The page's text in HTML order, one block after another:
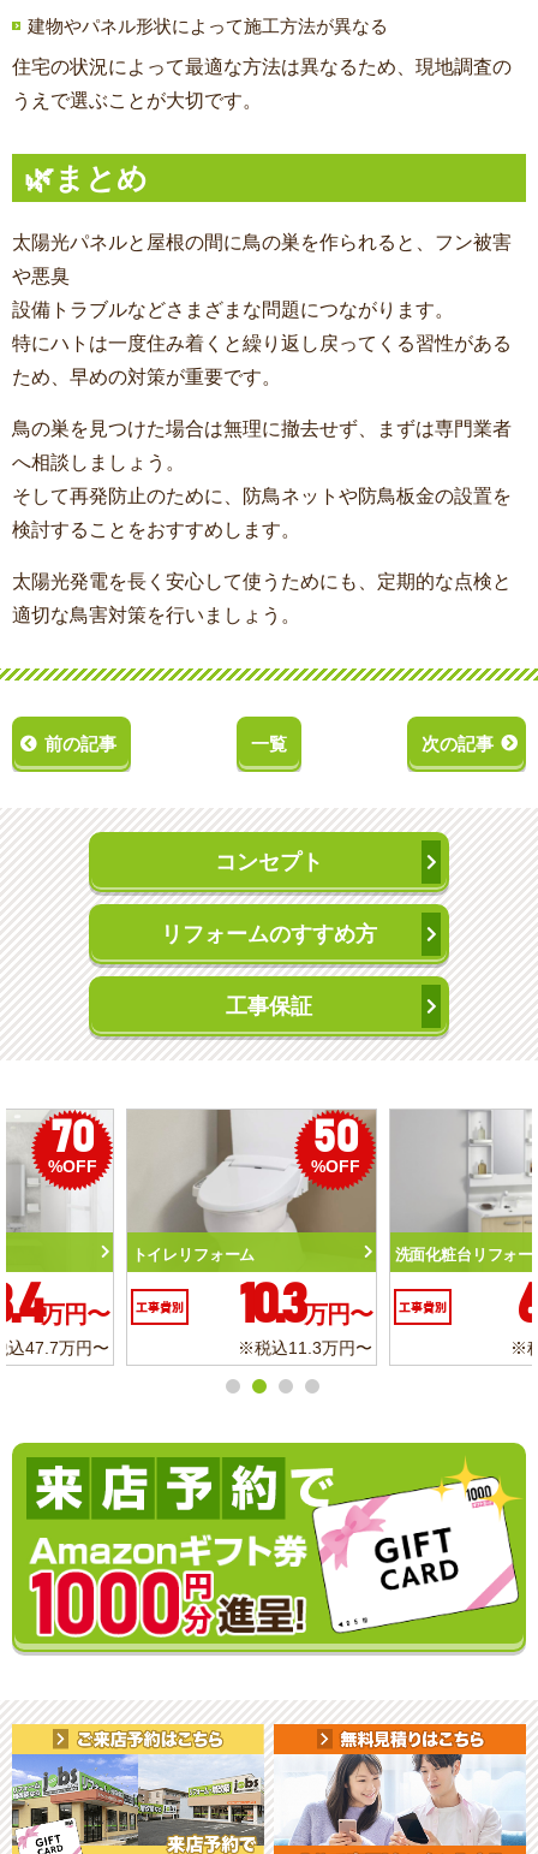
建物やパネル形状によって施工方法が異なる
住宅の状況によって最適な方法は異なるため、現地調査の
うえで選ぶことが大切です。
🌿まとめ
太陽光パネルと屋根の間に鳥の巣を作られると、フン被害
や悪臭
設備トラブルなどさまざまな問題につながります。
特にハトは一度住み着くと繰り返し戻ってくる習性がある
ため、早めの対策が重要です。
鳥の巣を見つけた場合は無理に撤去せず、まずは専門業者
へ相談しましょう。
そして再発防止のために、防鳥ネットや防鳥板金の設置を
検討することをおすすめします。
太陽光発電を長く安心して使うためにも、定期的な点検と
適切な鳥害対策を行いましょう。
前の記事 一覧 次の記事
コンセプト
リフォームのすすめ方
工事保証
50
%OFF
トイレリフォーム
工事費別 10.3 万円〜
※税込11.3万円〜
56
%OFF
洗面化粧台リフォーム
工事費別 6.2 万円〜
※税込6.8万円〜